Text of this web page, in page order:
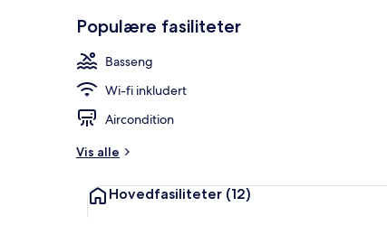
Populære fasiliteter
Basseng
Wi-fi inkludert
Aircondition
Vis alle
Hovedfasiliteter (12)